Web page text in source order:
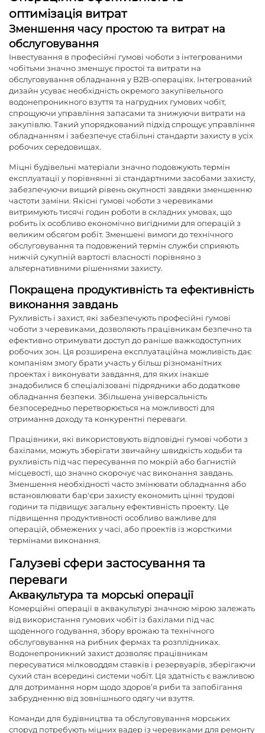
оптимізація витрат
Зменшення часу простою та витрат на
обслуговування
Інвестування в професійні гумові чоботи з інтегрованими
чобітьми значно зменшує простої та витрати на
обслуговування обладнання у B2B-операціях. Інтегрований
дизайн усуває необхідність окремого закупівельного
водонепроникного взуття та нагрудних гумових чобіт,
спрощуючи управління запасами та знижуючи витрати на
закупівлю. Такий упорядкований підхід спрощує управління
обладнанням і забезпечує стабільні стандарти захисту в усіх
робочих середовищах.
Міцні будівельні матеріали значно подовжують термін
експлуатації у порівнянні зі стандартними засобами захисту,
забезпечуючи вищий рівень окупності завдяки зменшенню
частоти заміни. Якісні гумові чоботи з черевиками
витримують тисячі годин роботи в складних умовах, що
робить їх особливо економічно вигідними для операцій з
великим обсягом робіт. Зменшені вимоги до технічного
обслуговування та подовжений термін служби сприяють
нижчій сукупній вартості власності порівняно з
альтернативними рішеннями захисту.
Покращена продуктивність та ефективність
виконання завдань
Рухливість і захист, які забезпечують професійні гумові
чоботи з черевиками, дозволяють працівникам безпечно та
ефективно отримувати доступ до раніше важкодоступних
робочих зон. Ця розширена експлуатаційна можливість дає
компаніям змогу брати участь у більш різноманітних
проектах і виконувати завдання, для яких інакше
знадобилися б спеціалізовані підрядники або додаткове
обладнання безпеки. Збільшена універсальність
безпосередньо перетворюється на можливості для
отримання доходу та конкурентні переваги.
Працівники, які використовують відповідні гумові чоботи з
бахілами, можуть зберігати звичайну швидкість ходьби та
рухливість під час пересування по мокрій або багнистій
місцевості, що значно скорочує час виконання завдань.
Зменшення необхідності часто змінювати обладнання або
встановлювати бар'єри захисту економить цінні трудові
години та підвищує загальну ефективність проекту. Це
підвищення продуктивності особливо важливе для
операцій, обмежених у часі, або проектів із жорсткими
термінами виконання.
Галузеві сфери застосування та
переваги
Аквакультура та морські операції
Комерційні операції в аквакультурі значною мірою залежать
від використання гумових чобіт із бахілами під час
щоденного годування, збору врожаю та технічного
обслуговування на рибних фермах та розплідниках.
Водонепроникний захист дозволяє працівникам
пересуватися мілководдям ставків і резервуарів, зберігаючи
сухий стан всередині системи чобіт. Ця здатність є важливою
для дотримання норм щодо здоров’я риби та запобігання
забрудненню від зовнішнього одягу чи взуття.
Команди для будівництва та обслуговування морських
споруд потребують міцних вадер із черевиками для ремонту